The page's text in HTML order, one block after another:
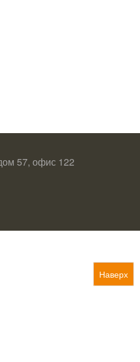
Наверх
57, офис 122